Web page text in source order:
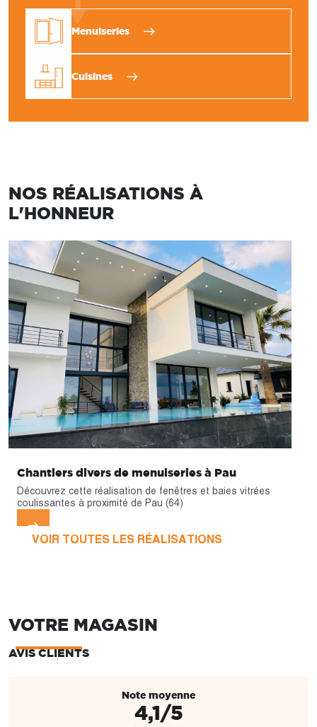
Menuiseries
Cuisines
NOS RÉALISATIONS À
L'HONNEUR
Chantiers divers de menuiseries à Pau
Découvrez cette réalisation de fenêtres et baies vitrées
coulissantes à proximité de Pau (64)
VOIR TOUTES LES RÉALISATIONS
VOTRE MAGASIN
AVIS CLIENTS
Note moyenne
4,1/5